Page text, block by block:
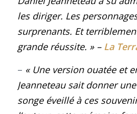
les diriger. Les
surprenants. Et
grande réussite. » – La
– « Une version ouatée et
Jeanneteau sait donner
songe éveillé à ces